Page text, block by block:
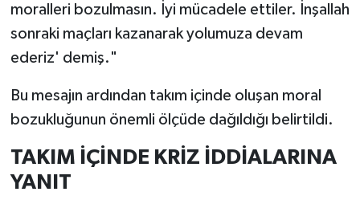
moralleri bozulmasın. İyi mücadele ettiler. İnşallah
sonraki maçları kazanarak yolumuza devam
ederiz' demiş."
Bu mesajın ardından takım içinde oluşan moral
bozukluğunun önemli ölçüde dağıldığı belirtildi.
TAKIM İÇİNDE KRİZ İDDİALARINA
YANIT